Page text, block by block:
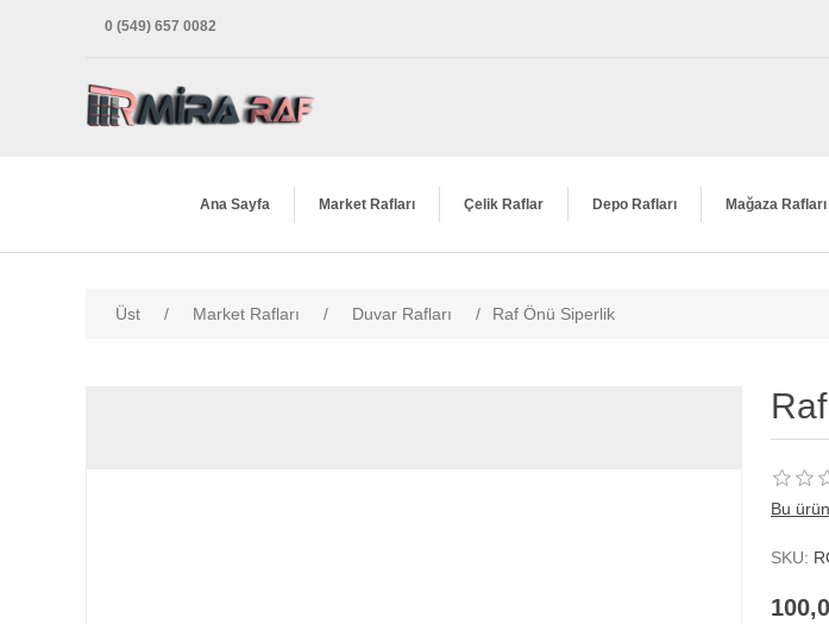
0 (549) 657 0082
Ana Sayfa Market Rafları Çelik Raflar Depo Rafları Mağaza Rafları
Üst / Market Rafları / Duvar Rafları / Raf Önü Siperlik
Bu
SKU: